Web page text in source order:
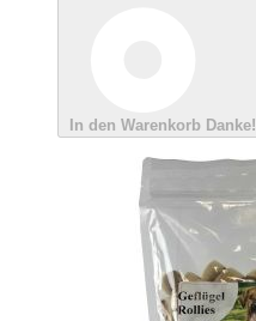
In den Warenkorb Danke!